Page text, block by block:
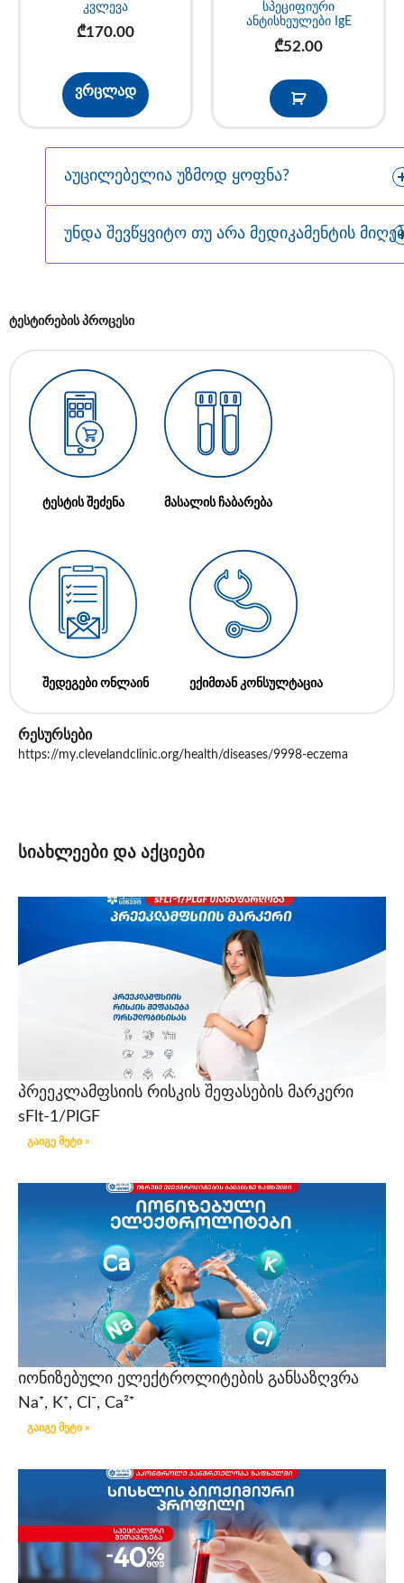
კვლევა
₾170.00
ვრცლად
სპეციფიური
ანტისხეულები IgE
₾52.00
აუცილებელია უზმოდ ყოფნა?
უნდა შევწყვიტო თუ არა მედიკამენტის
ტესტირების პროცესი
ტესტის შეძენა მასალის ჩაბარება
შედეგები ონლაინ ექიმთან კონსულტაცია
რესურსები
https://my.clevelandclinic.org/health/diseases/9998-eczema
სიახლეები და აქციები
პრეეკლამფსიის რისკის შეფასების მარკერი
sFlt-1/PlGF
გაიგე მეტი »
იონიზებული ელექტროლიტების განსაზღვრა
Na⁺, K⁺, Cl⁻, Ca²⁺
გაიგე მეტი »